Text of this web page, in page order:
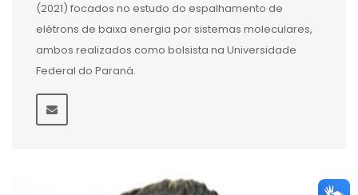
(2021) focados no estudo do espalhamento de
elétrons de baixa energia por sistemas moleculares,
ambos realizados como bolsista na Universidade
Federal do Paraná.